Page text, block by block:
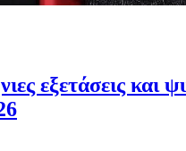
εξετάσεις και